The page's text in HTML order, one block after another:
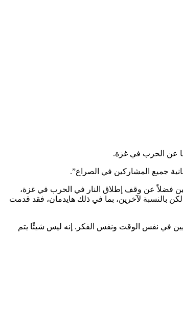
عن الحرب في غزة.
جميع المشاركين في الصراع”.
فضلاً عن وقف إطلاق النار في الحرب في غزة،
بالنسبة لآخرين، بما في ذلك هايدمان، فقد قدمت
في نفس الوقت ونفس الفكر. إنه ليس شيئًا يتم